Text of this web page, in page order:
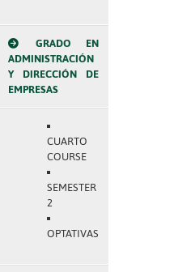
GRADO EN
ADMINISTRACIÓN
Y DIRECCIÓN DE
EMPRESAS
CUARTO
COURSE
SEMESTER
2
OPTATIVAS